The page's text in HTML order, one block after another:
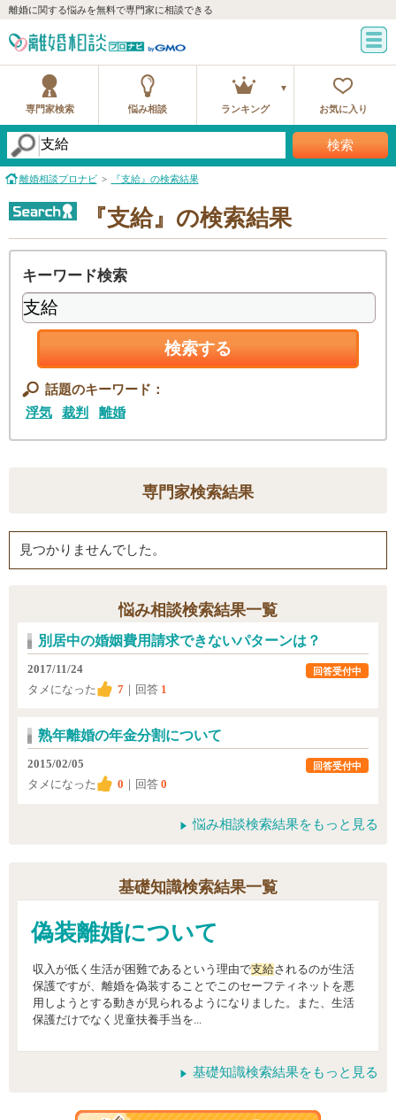
離婚に関する悩みを無料で専門家に相談できる
専門家検索 悩み相談 ランキング お気に入り
検索
離婚相談プロナビ 『支給』の検索結果
『支給』の検索結果
キーワード検索
検索する
話題のキーワード：
浮気
裁判 離婚
専門家検索結果
見つかりませんでした。
悩み相談検索結果一覧
別居中の婚姻費用請求できないパターンは？
2017/11/24
タメになった
7 ｜回答 1
回答受付中
熟年離婚の年金分割について
2015/02/05
タメになった
0 ｜回答 0
回答受付中
悩み相談検索結果をもっと見る
基礎知識検索結果一覧
偽装離婚について
収入が低く生活が困難であるという理由で支給されるのが生活
保護ですが、離婚を偽装することでこのセーフティネットを悪
用しようとする動きが見られるようになりました。また、生活
保護だけでなく児童扶養手当を...
基礎知識検索結果をもっと見る